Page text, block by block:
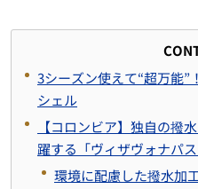
3シーズン使えて“超万能”
シェル
【コロンビア】独自の撥
躍する「ヴィザヴォナパ
環境に配慮した撥水加